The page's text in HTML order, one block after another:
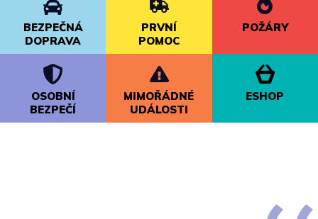
BEZPEČNÁ
DOPRAVA
PRVNÍ
POMOC
POŽÁRY
OSOBNÍ
BEZPEČÍ
MIMOŘÁDNÉ
UDÁLOSTI
ESHOP